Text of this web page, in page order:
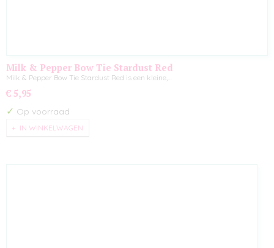
Milk & Pepper Bow Tie Stardust Red
Milk & Pepper Bow Tie Stardust Red is een kleine,…
€ 5,95
✓ Op voorraad
IN WINKELWAGEN